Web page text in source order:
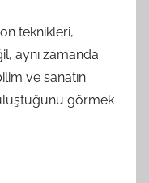
teknikleri,
aynı zamanda
ve sanatın
görmek